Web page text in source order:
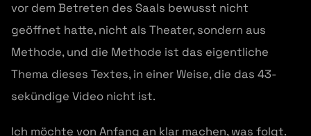
vor dem Betreten des Saals bewusst nicht
geöffnet hatte, nicht als Theater, sondern aus
Methode, und die Methode ist das eigentliche
Thema dieses Textes, in einer Weise, die das 43-
sekündige Video nicht ist.
Ich möchte von Anfang an klar machen, was folgt.